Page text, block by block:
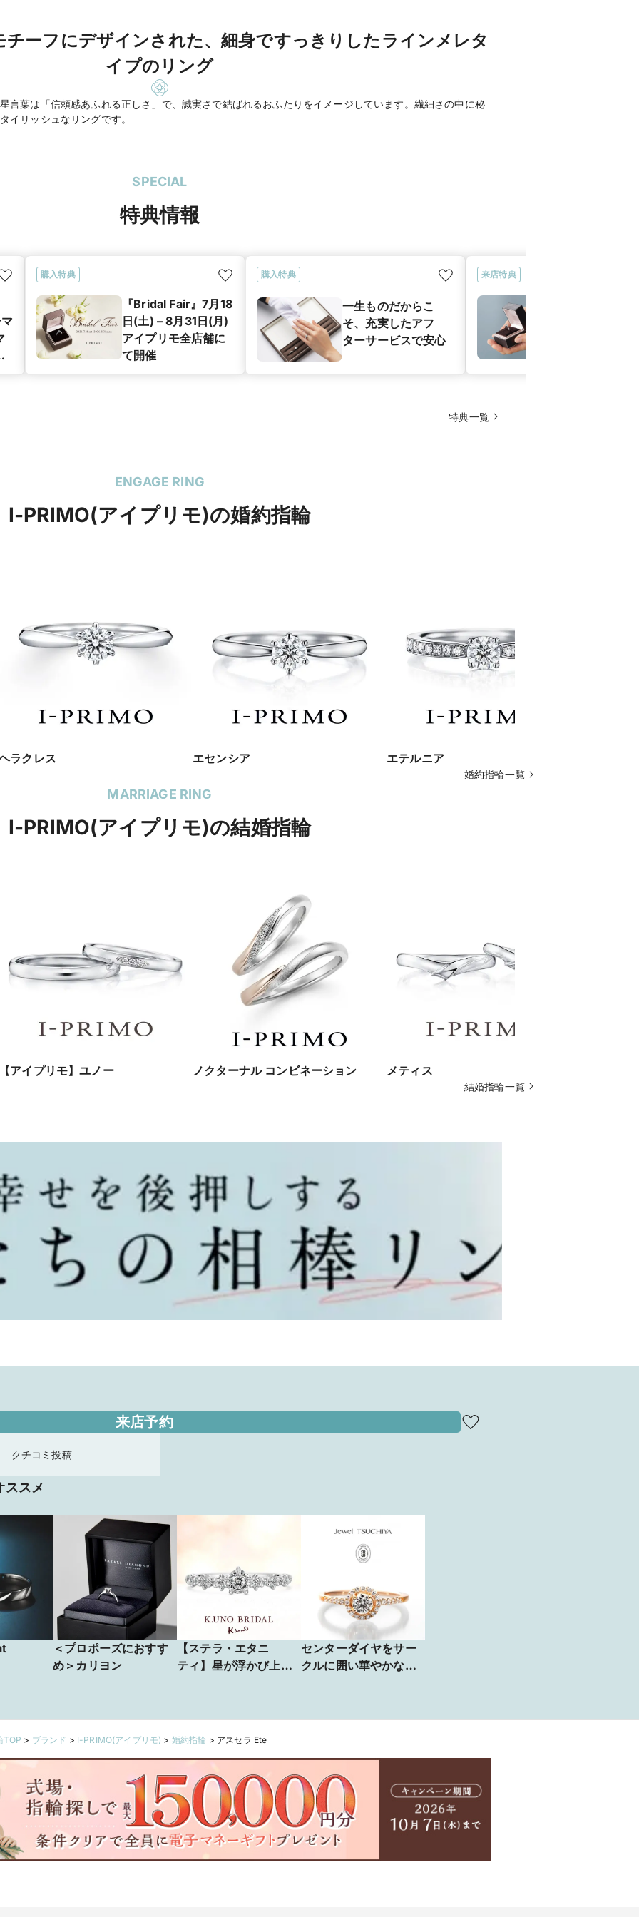
ーフにデザインされた、細身ですっきりしたラインメレタ
イプのリング
言葉は「信頼感あふれる正しさ」で、誠実さで結ばれるおふたりをイメージしています。繊細さの中に秘
イリッシュなリングです。
SPECIAL
特典情報
購入特典
『Bridal Fair』7月18
日(土) – 8月31日(月)
アイプリモ全店舗に
て開催
購入特典
一生ものだからこ
そ、充実したアフ
ターサービスで安心
来店特典
特典一覧
ENGAGE RING
I-PRIMO(アイプリモ)の婚約指輪
ラクレス エセンシア エテルニア
婚約指輪一覧
MARRIAGE RING
I-PRIMO(アイプリモ)の結婚指輪
アイプリモ】ユノー ノクターナル コンビネーション メティス
結婚指輪一覧
来店予約
クチコミ投稿
ススメ
＜プロポーズにおすす
め＞カリヨン
【ステラ・エタニ
ティ】星が浮かび上が
ララステラ)」を留めた
センターダイヤをサー
クルに囲い華やかなに♪
TOP > ブランド > I-PRIMO(アイプリモ) > 婚約指輪 > アスセラ Ete